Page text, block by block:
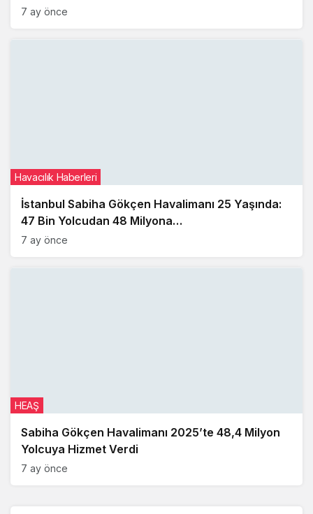
7 ay önce
İstanbul Sabiha Gökçen Havalimanı 25 Yaşında:
47 Bin Yolcudan 48 Milyona…
Havacılık Haberleri
7 ay önce
Sabiha Gökçen Havalimanı 2025’te 48,4 Milyon
Yolcuya Hizmet Verdi
HEAŞ
7 ay önce